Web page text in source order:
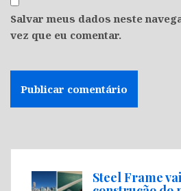
Salvar meus dados neste
vez que eu comentar.
Steel Frame